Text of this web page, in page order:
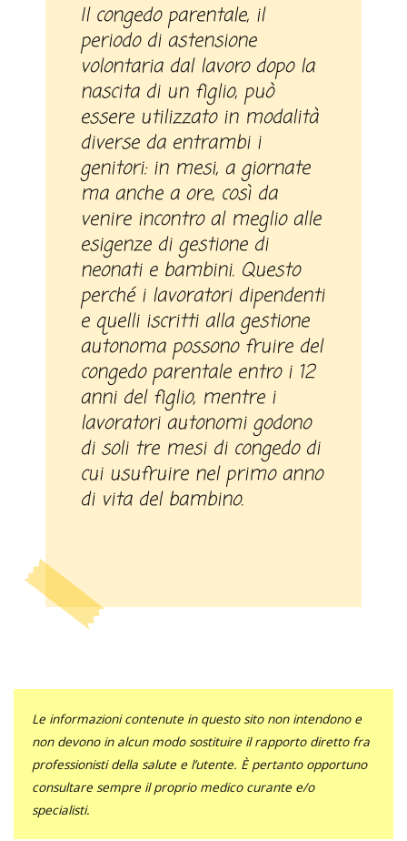
Il congedo parentale, il
periodo di astensione
volontaria dal lavoro dopo la
nascita di un figlio, può
essere utilizzato in modalità
diverse da entrambi i
genitori: in mesi, a giornate
ma anche a ore, così da
venire incontro al meglio alle
esigenze di gestione di
neonati e bambini. Questo
perché i lavoratori dipendenti
e quelli iscritti alla gestione
autonoma possono fruire del
congedo parentale entro i 12
anni del figlio, mentre i
lavoratori autonomi godono
di soli tre mesi di congedo di
cui usufruire nel primo anno
di vita del bambino.
Le informazioni contenute in questo sito non intendono e
non devono in alcun modo sostituire il rapporto diretto fra
professionisti della salute e l’utente. È pertanto opportuno
consultare sempre il proprio medico curante e/o
specialisti.